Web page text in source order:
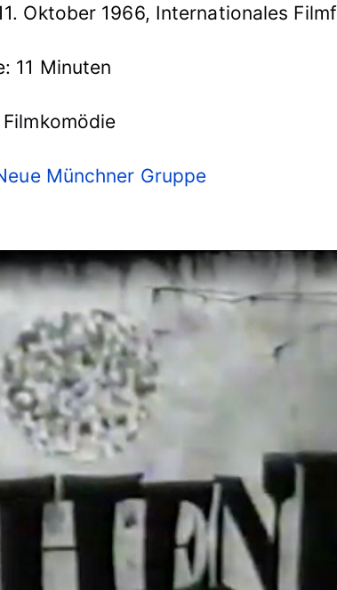
Oktober 1966, Internationales
11 Minuten
Münchner Gruppe